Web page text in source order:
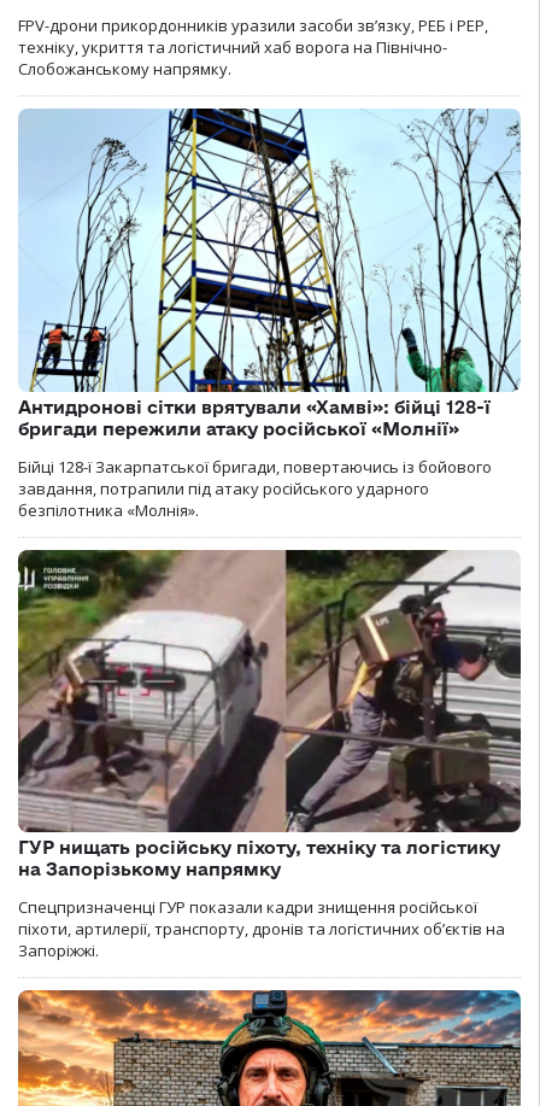
FPV-дрони прикордонників уразили засоби зв’язку, РЕБ і РЕР,
техніку, укриття та логістичний хаб ворога на Північно-
Слобожанському напрямку.
Антидронові сітки врятували «Хамві»: бійці 128-ї
бригади пережили атаку російської «Молнії»
Бійці 128-ї Закарпатської бригади, повертаючись із бойового
завдання, потрапили під атаку російського ударного
безпілотника «Молнія».
ГУР нищать російську піхоту, техніку та логістику
на Запорізькому напрямку
Спецпризначенці ГУР показали кадри знищення російської
піхоти, артилерії, транспорту, дронів та логістичних об’єктів на
Запоріжжі.